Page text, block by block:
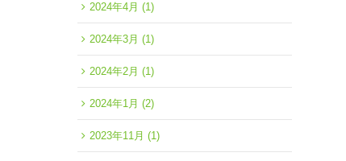
2024年4月 (1)
2024年3月 (1)
2024年2月 (1)
2024年1月 (2)
2023年11月 (1)